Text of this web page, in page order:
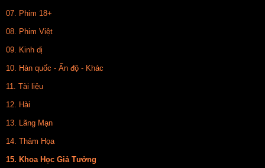
07. Phim 18+
08. Phim Việt
09. Kinh dị
10. Hàn quốc - Ấn độ - Khác
11. Tài liệu
12. Hài
13. Lãng Mạn
14. Thảm Họa
15. Khoa Học Giả Tưởng